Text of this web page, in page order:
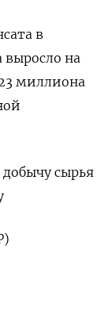
в
выросло на
миллиона
добычу сырья